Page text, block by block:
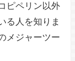
ピペリン以外
る人を知りま
メジャーツー